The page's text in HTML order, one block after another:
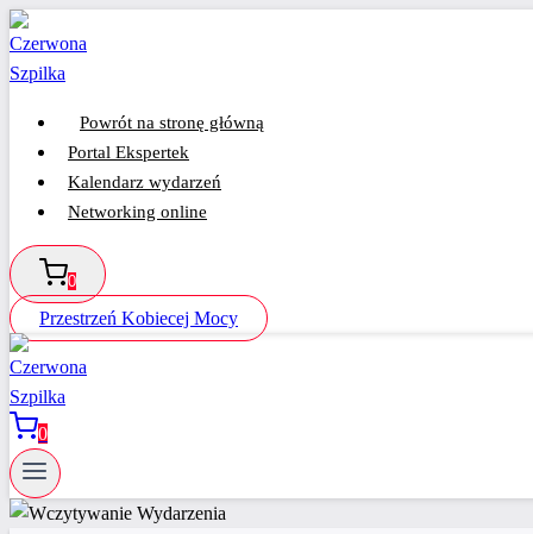
Przejdź
do
treści
Powrót na stronę główną
Portal Ekspertek
Kalendarz wydarzeń
Networking online
0
Przestrzeń Kobiecej Mocy
0